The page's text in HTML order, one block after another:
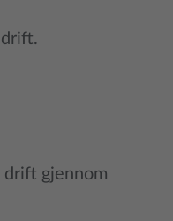
drift gjennom